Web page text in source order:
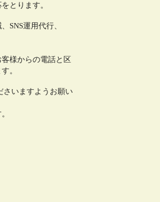
とります。
SNS運用代行、
様からの電話と区
。
さいますようお願い